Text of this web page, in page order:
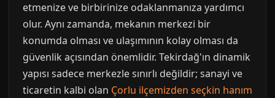
etmenize ve birbirinize odaklanmanıza yardımcı
olur. Aynı zamanda, mekanın merkezi bir
konumda olması ve ulaşımının kolay olması da
güvenlik açısından önemlidir. Tekirdağ'ın dinamik
yapısı sadece merkezle sınırlı değildir; sanayi ve
ticaretin kalbi olan Çorlu ilçemizden seçkin hanım